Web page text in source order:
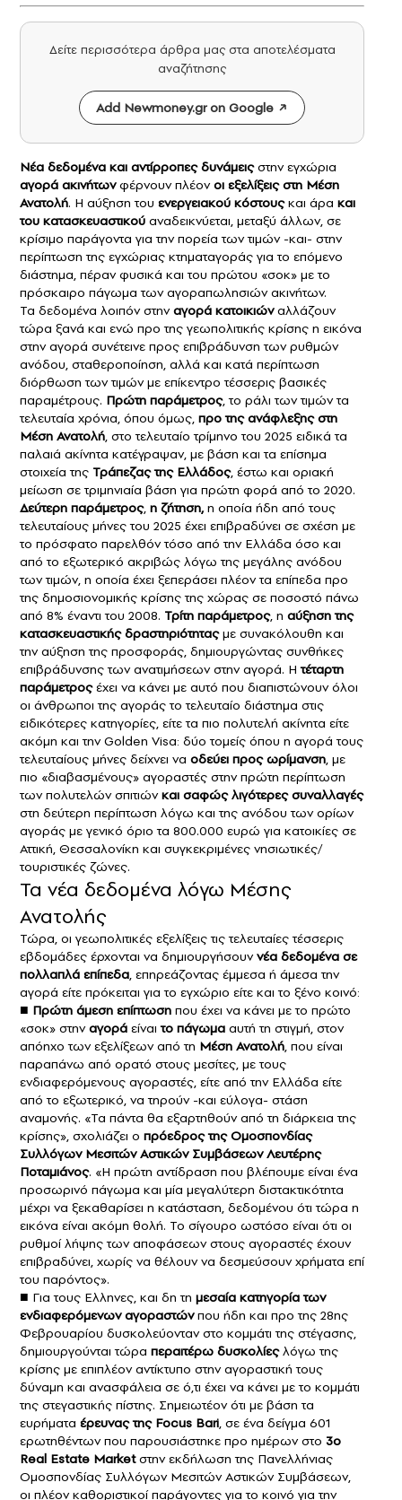
Δείτε περισσότερα άρθρα μας στα αποτελέσματα
αναζήτησης
Add Newmoney.gr on Google
Νέα δεδομένα και αντίρροπες δυνάμειςστην εγχώρια
αγορά ακινήτωνφέρνουν πλέονοι εξελίξεις στη Μέση
Ανατολή. Η αύξηση του ενεργειακού κόστουςκαι άρα και
του κατασκευαστικού αναδεικνύεται, μεταξύ άλλων, σε
κρίσιμο παράγοντα για την πορεία των τιμών -και- στην
περίπτωση της εγχώριας κτηματαγοράς για το επόμενο
διάστημα, πέραν φυσικά και του πρώτου «σοκ» με το
πρόσκαιρο πάγωμα των αγοραπωλησιών ακινήτων.
Τα δεδομένα λοιπόν στηναγορά κατοικιώναλλάζουν
τώρα ξανά και ενώ προ της γεωπολιτικής κρίσης η εικόνα
στην αγορά συνέτεινε προς επιβράδυνση των ρυθμών
ανόδου, σταθεροποίηση, αλλά και κατά περίπτωση
διόρθωση των τιμών με επίκεντρο τέσσερις βασικές
παραμέτρους. Πρώτη παράμετρος, το ράλι των τιμών τα
τελευταία χρόνια, όπου όμως, προ της ανάφλεξης στη
Μέση Ανατολή, στο τελευταίο τρίμηνο του 2025 ειδικά τα
παλαιά ακίνητα κατέγραψαν, με βάση και τα επίσημα
στοιχεία της Τράπεζας της Ελλάδος, έστω και οριακή
μείωση σε τριμηνιαία βάση για πρώτη φορά από το 2020.
Δεύτερη παράμετρος, η ζήτηση,η οποία ήδη από τους
τελευταίους μήνες του 2025 έχει επιβραδύνει σε σχέση με
το πρόσφατο παρελθόν τόσο από την Ελλάδα όσο και
από το εξωτερικό ακριβώς λόγω της μεγάλης ανόδου
των τιμών, η οποία έχει ξεπεράσει πλέον τα επίπεδα προ
της δημοσιονομικής κρίσης της χώρας σε ποσοστό πάνω
από 8% έναντι του 2008. Τρίτη παράμετρος, η αύξηση της
κατασκευαστικής δραστηριότηταςμε συνακόλουθη και
την αύξηση της προσφοράς, δημιουργώντας συνθήκες
επιβράδυνσης των ανατιμήσεων στην αγορά. Ητέταρτη
παράμετροςέχει να κάνει με αυτό που διαπιστώνουν όλοι
οι άνθρωποι της αγοράς το τελευταίο διάστημα στις
ειδικότερες κατηγορίες, είτε τα πιο πολυτελή ακίνητα είτε
ακόμη και την Golden Visa: δύο τομείς όπου η αγορά τους
τελευταίους μήνες δείχνει να οδεύει προς ωρίμανση, με
πιο «διαβασμένους» αγοραστές στην πρώτη περίπτωση
των πολυτελών σπιτιώνκαι σαφώς λιγότερες συναλλαγές
στη δεύτερη περίπτωση λόγω και της ανόδου των ορίων
αγοράς με γενικό όριο τα 800.000 ευρώ για κατοικίες σε
Αττική, Θεσσαλονίκη και συγκεκριμένες νησιωτικές/
τουριστικές ζώνες.
Τα νέα δεδομένα λόγω Μέσης
Ανατολής
Τώρα, οι γεωπολιτικές εξελίξεις τις τελευταίες τέσσερις
εβδομάδες έρχονται να δημιουργήσουννέα δεδομένα σε
πολλαπλά επίπεδα, επηρεάζοντας έμμεσα ή άμεσα την
αγορά είτε πρόκειται για το εγχώριο είτε και το ξένο κοινό:
■ Πρώτη άμεση επίπτωση που έχει να κάνει με το πρώτο
«σοκ» στηναγορά είναιτο πάγωμα αυτή τη στιγμή, στον
απόηχο των εξελίξεων από τη Μέση Ανατολή, που είναι
παραπάνω από ορατό στους μεσίτες, με τους
ενδιαφερόμενους αγοραστές, είτε από την Ελλάδα είτε
από το εξωτερικό, να τηρούν -και εύλογα- στάση
αναμονής. «Τα πάντα θα εξαρτηθούν από τη διάρκεια της
κρίσης», σχολιάζει ο πρόεδρος της Ομοσπονδίας
Συλλόγων Μεσιτών Αστικών Συμβάσεων Λευτέρης
Ποταμιάνος. «Η πρώτη αντίδραση που βλέπουμε είναι ένα
προσωρινό πάγωμα και μία μεγαλύτερη διστακτικότητα
μέχρι να ξεκαθαρίσει η κατάσταση, δεδομένου ότι τώρα η
εικόνα είναι ακόμη θολή. Το σίγουρο ωστόσο είναι ότι οι
ρυθμοί λήψης των αποφάσεων στους αγοραστές έχουν
επιβραδύνει, χωρίς να θέλουν να δεσμεύσουν χρήματα επί
του παρόντος».
■ Για τους Ελληνες, και δη τη μεσαία κατηγορία των
ενδιαφερόμενων αγοραστώνπου ήδη και προ της 28ης
Φεβρουαρίου δυσκολεύονταν στο κομμάτι της στέγασης,
δημιουργούνται τώρα περαιτέρω δυσκολίεςλόγω της
κρίσης με επιπλέον αντίκτυπο στην αγοραστική τους
δύναμη και ανασφάλεια σε ό,τι έχει να κάνει με το κομμάτι
της στεγαστικής πίστης. Σημειωτέον ότι με βάση τα
ευρήματα έρευνας της Focus Bari, σε ένα δείγμα 601
ερωτηθέντων που παρουσιάστηκε προ ημέρων στο 3o
Real Estate Marketστην εκδήλωση της Πανελλήνιας
Ομοσπονδίας Συλλόγων Μεσιτών Αστικών Συμβάσεων,
οι πλέον καθοριστικοί παράγοντες για το κοινό για την